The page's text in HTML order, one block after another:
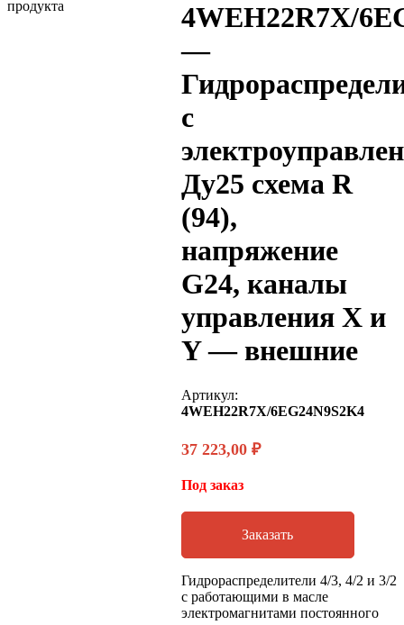
4WEH22R7X/
—
с
Ду25 схема R
(94),
напряжение
G24, каналы
управления X и
Y — внешние
Артикул:
4WEH22R7X/6EG24N9S2K4
37 223,00 ₽
Под заказ
Заказать
Гидрораспределители 4/3, 4/2 и 3/2
с работающими в масле
электромагнитами постоянного